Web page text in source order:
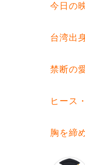
今日の
台湾出
禁断の
ヒース
胸を締